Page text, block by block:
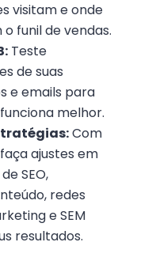
visitam e onde
funil de vendas.
Teste
de suas
e emails para
melhor.
Com
ajustes em
SEO,
redes
e SEM
resultados.